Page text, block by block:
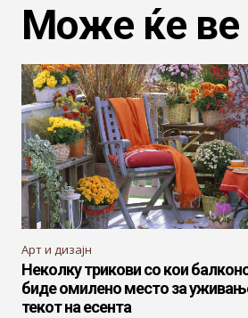
Може ќе ве
Арт и дизајн
Неколку трикови со кои
биде омилено место за
текот на есента